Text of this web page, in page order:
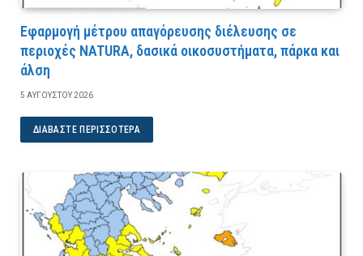
Εφαρμογή μέτρου απαγόρευσης διέλευσης σε
περιοχές NATURA, δασικά οικοσυστήματα, πάρκα και
άλση
5 ΑΥΓΟΎΣΤΟΥ 2026
ΔΙΑΒΆΣΤΕ ΠΕΡΙΣΣΌΤΕΡΑ